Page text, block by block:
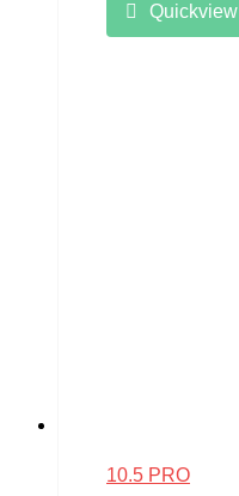
Quickview
10.5 PRO